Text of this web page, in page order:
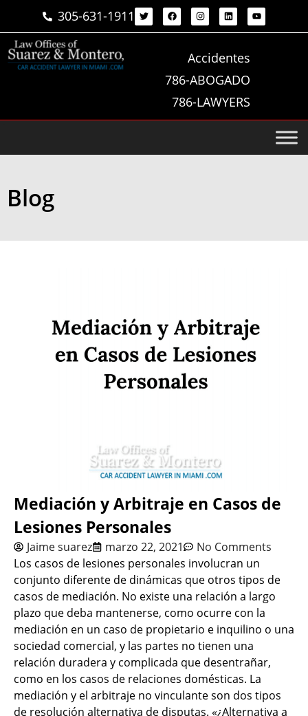
305-631-1911
Accidentes
786-ABOGADO
786-LAWYERS
Blog
Mediación y Arbitraje en Casos de
Lesiones Personales
Jaime suarez marzo 22, 2021
No Comments
Los casos de lesiones personales involucran un
conjunto diferente de dinámicas que otros tipos de
casos de mediación. No existe una relación a largo
plazo que deba mantenerse, como ocurre con la
mediación en un caso de propietario e inquilino o una
sociedad comercial, y las partes no tienen una
relación duradera y complicada que desentrañar,
como en los casos de relaciones domésticas. La
mediación y el arbitraje no vinculante son dos tipos
de resolución alternativa de disputas. «¿Alternativa a